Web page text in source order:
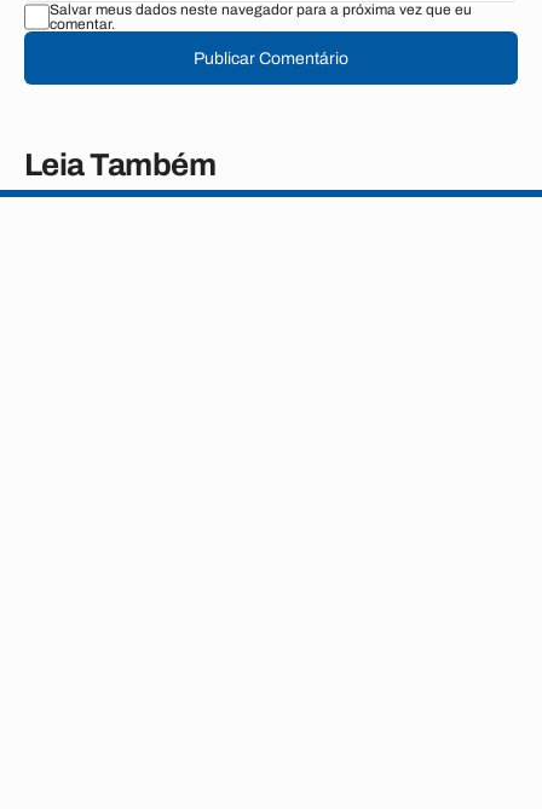
Salvar meus dados neste navegador para a próxima vez que eu
comentar.
Publicar Comentário
Leia Também